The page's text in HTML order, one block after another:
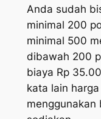
Anda sudah
minimal 200
minimal 500
dibawah 200
biaya Rp
kata lain
menggunakan